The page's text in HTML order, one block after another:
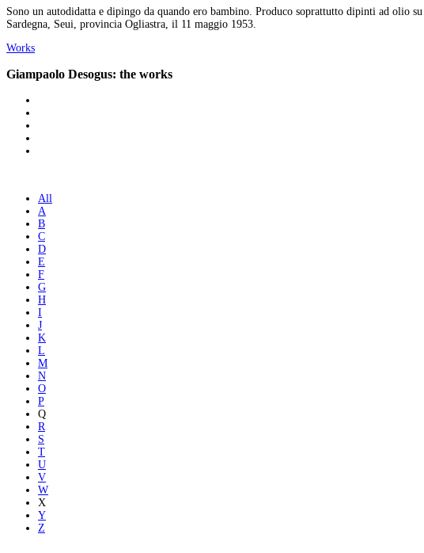
Sono un autodidatta e dipingo da quando ero bambino. Produco soprattutto dipinti ad olio
Sardegna, Seui, provincia Ogliastra, il 11 maggio 1953.
Works
Giampaolo Desogus: the works
All
A
B
C
D
E
F
G
H
I
J
K
L
M
N
O
P
Q
R
S
T
U
V
W
X
Y
Z